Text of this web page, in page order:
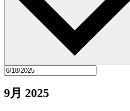
9月 2025